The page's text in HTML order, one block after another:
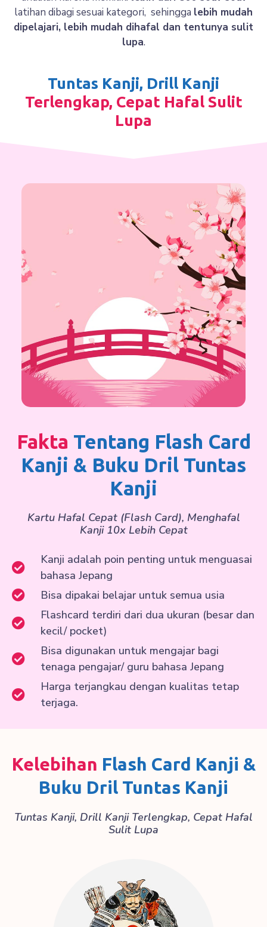
latihan dibagi sesuai kategori, sehingga lebih mudah
dipelajari, lebih mudah dihafal dan tentunya sulit
lupa.
Tuntas Kanji, Drill Kanji
Terlengkap, Cepat Hafal Sulit
Lupa
Fakta Tentang Flash Card
Kanji & Buku Dril Tuntas
Kanji
Kartu Hafal Cepat (flash Card), Menghafal
Kanji 10x Lebih Cepat
Kanji adalah poin penting untuk menguasai
bahasa Jepang
Bisa dipakai belajar untuk semua usia
Flashcard terdiri dari dua ukuran (besar dan
kecil/ pocket)
Bisa digunakan untuk mengajar bagi
tenaga pengajar/ guru bahasa Jepang
Harga terjangkau dengan kualitas tetap
terjaga.
Kelebihan Flash Card Kanji &
Buku Dril Tuntas Kanji
Tuntas Kanji, Drill Kanji Terlengkap, Cepat Hafal
Sulit Lupa